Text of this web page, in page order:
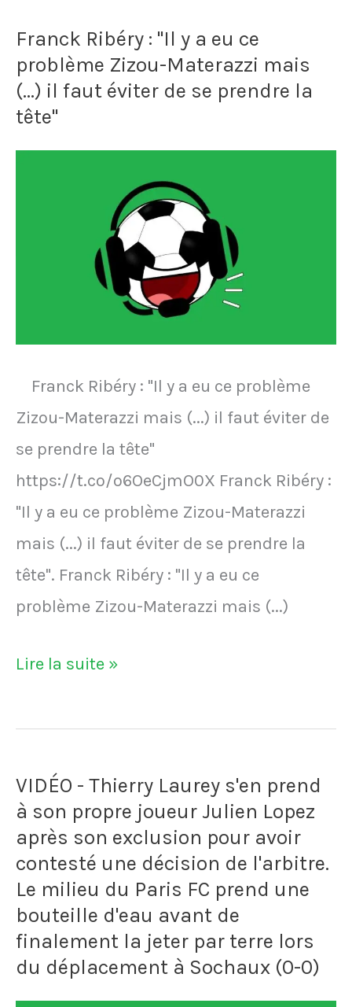
sauna
après
avoir
de
la
vapeur
se
forme
en
masse
année,
je
vieillis
Franck Ribéry : "Il y a eu ce
problème Zizou-Materazzi mais
(...) il faut éviter de se prendre la
tête"
Franck Ribéry : "Il y a eu ce problème
Zizou-Materazzi mais (...) il faut éviter de
se prendre la tête"
https://t.co/o6OeCjmO0X Franck Ribéry :
"Il y a eu ce problème Zizou-Materazzi
mais (...) il faut éviter de se prendre la
tête". Franck Ribéry : "Il y a eu ce
problème Zizou-Materazzi mais (...)
Franck
:
y
a
eu
ce
problème
Zizou-
Materazzi
Lire la suite »
VIDÉO - Thierry Laurey s'en prend
à son propre joueur Julien Lopez
après son exclusion pour avoir
contesté une décision de l'arbitre.
Le milieu du Paris FC prend une
bouteille d'eau avant de
finalement la jeter par terre lors
du déplacement à Sochaux (0-0)